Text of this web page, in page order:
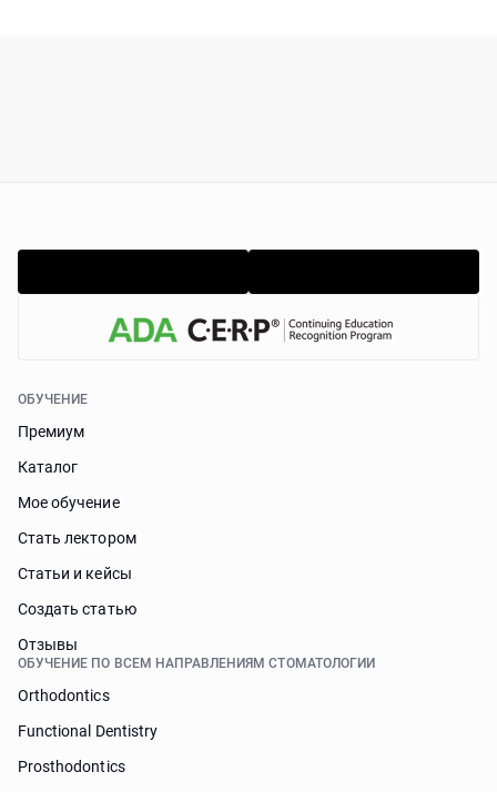
ОБУЧЕНИЕ
Премиум
Каталог
Мое обучение
Стать лектором
Статьи и кейсы
Cоздать статью
Отзывы
ОБУЧЕНИЕ ПО ВСЕМ НАПРАВЛЕНИЯМ СТОМАТОЛОГИИ
Orthodontics
Functional Dentistry
Prosthodontics